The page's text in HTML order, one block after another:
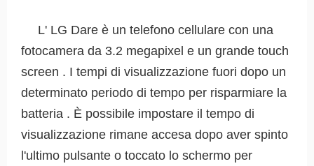
L' LG Dare è un telefono cellulare con una
fotocamera da 3.2 megapixel e un grande touch
screen . I tempi di visualizzazione fuori dopo un
determinato periodo di tempo per risparmiare la
batteria . È possibile impostare il tempo di
visualizzazione rimane accesa dopo aver spinto
l'ultimo pulsante o toccato lo schermo per